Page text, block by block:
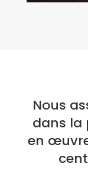
Nous
dans la
en